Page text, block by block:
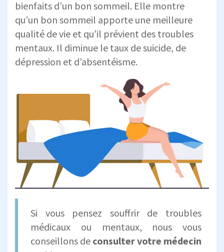
bienfaits d’un bon sommeil. Elle montre
qu’un bon sommeil apporte une meilleure
qualité de vie et qu’il prévient des troubles
mentaux. Il diminue le taux de suicide, de
dépression et d’absentéisme.
Si vous pensez souffrir de troubles
médicaux ou mentaux, nous vous
conseillons de consulter votre médecin